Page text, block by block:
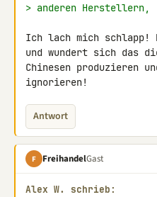
> anderen Herstellern,
Ich lach mich schlapp!
und wundert sich das
Chinesen produzieren
ignorieren!
Antwort
F FreihandelGast
Alex W. schrieb: